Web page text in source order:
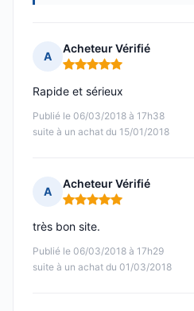
A
Acheteur Vérifié
Note : 5 sur 5
Publié le 06/03/2018 à 17h38
suite à un achat du 15/01/2018
Rapide et sérieux
A
Acheteur Vérifié
Note : 5 sur 5
Publié le 06/03/2018 à 17h29
suite à un achat du 01/03/2018
très bon site.